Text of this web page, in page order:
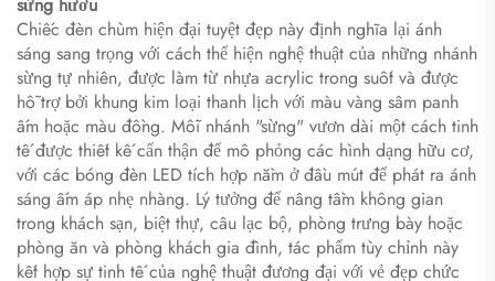
Chiếc đèn chùm hiện đại tuyệt đẹp này định nghĩa lại ánh
sáng sang trọng với cách thể hiện nghệ thuật của những nhánh
sừng tự nhiên, được làm từ nhựa acrylic trong suốt và được
hỗ trợ bởi khung kim loại thanh lịch với màu vàng sâm panh
ấm hoặc màu đồng. Mỗi nhánh "sừng" vươn dài một cách tinh
tế được thiết kế cẩn thận để mô phỏng các hình dạng hữu cơ,
với các bóng đèn LED tích hợp nằm ở đầu mút để phát ra ánh
sáng ấm áp nhẹ nhàng. Lý tưởng để nâng tầm không gian
trong khách sạn, biệt thự, câu lạc bộ, phòng trưng bày hoặc
phòng ăn và phòng khách gia đình, tác phẩm tùy chỉnh này
kết hợp sự tinh tế của nghệ thuật đương đại với vẻ đẹp chức